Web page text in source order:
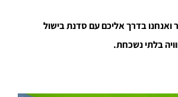
ואנחנו בדרך אליכם עם סדנת בישול
בלתי נשכחת.